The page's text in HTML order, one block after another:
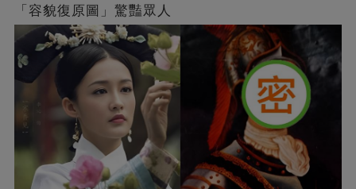
「容貌復原圖」驚豔眾人